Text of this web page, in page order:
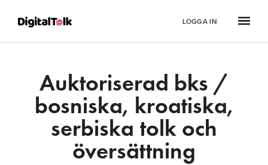
LOGGA IN
Auktoriserad bks /
bosniska, kroatiska,
serbiska tolk och
översättning